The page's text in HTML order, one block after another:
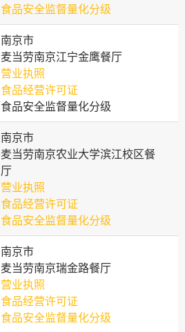
食品安全监督量化分级
南京市
麦当劳南京江宁金鹰餐厅
营业执照
食品经营许可证
食品安全监督量化分级
南京市
麦当劳南京农业大学滨江校区餐
厅
营业执照
食品经营许可证
食品安全监督量化分级
南京市
麦当劳南京瑞金路餐厅
营业执照
食品经营许可证
食品安全监督量化分级